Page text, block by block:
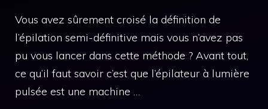
Vous avez sûrement croisé la définition de
l’épilation semi-définitive mais vous n’avez pas
pu vous lancer dans cette méthode ? Avant tout,
ce qu’il faut savoir c’est que l’épilateur à lumière
pulsée est une machine …